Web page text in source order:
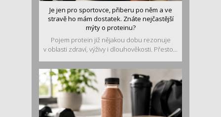
Je jen pro sportovce, přiberu po něm a ve
stravě ho mám dostatek. Znáte nejčastější
mýty o proteinu?
Pojem protein již nějakou dobu rezonuje
v oblasti zdraví, výživy i dlouhověkosti. Přesto...